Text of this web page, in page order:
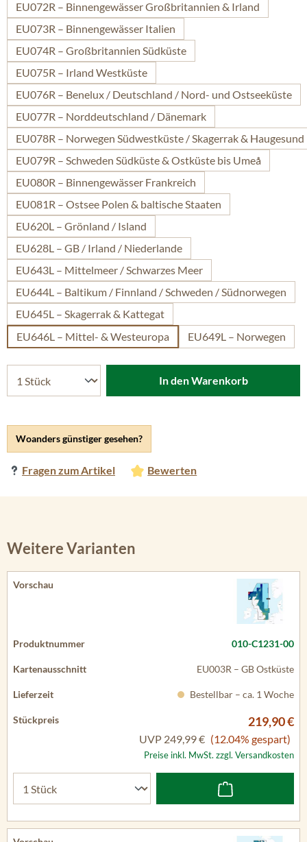
Woanders günstiger gesehen?
Fragen zum Artikel Bewerten
EU072R – Binnengewässer Großbritannien & Irland
EU073R – Binnengewässer Italien
EU074R – Großbritannien Südküste
EU075R – Irland Westküste
EU076R – Benelux / Deutschland / Nord- und Ostseeküste
EU077R – Norddeutschland / Dänemark
EU078R – Norwegen Südwestküste / Skagerrak & Haugesund
EU079R – Schweden Südküste & Ostküste bis Umeå
EU080R – Binnengewässer Frankreich
EU081R – Ostsee Polen & baltische Staaten
EU620L – Grönland / Island
EU628L – GB / Irland / Niederlande
EU643L – Mittelmeer / Schwarzes Meer
EU644L – Baltikum / Finnland / Schweden / Südnorwegen
EU645L – Skagerrak & Kattegat
EU646L – Mittel- & Westeuropa
EU649L – Norwegen
In den Warenkorb
Weitere Varianten
010-C1231-00
EU003R – GB Ostküste
Bestellbar – ca. 1 Woche
219,90 €
UVP 249,99 € (12.04% gespart)
Preise inkl. MwSt. zzgl. Versandkosten